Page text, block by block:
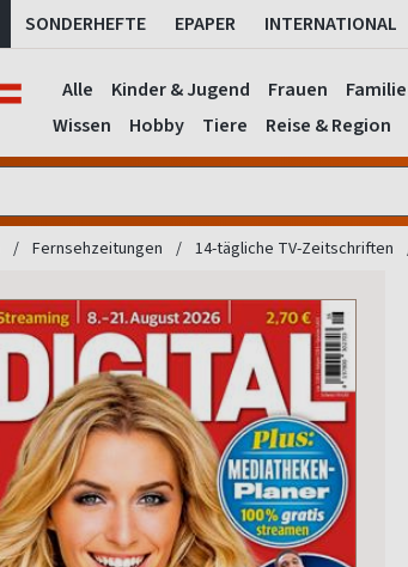
SONDERHEFTE EPAPER INTERNATIONAL
Alle Kinder & Jugend Frauen Familie
Wissen
Hobby Tiere Reise & Region
Fernsehzeitungen 14-tägliche TV-Zeitschriften